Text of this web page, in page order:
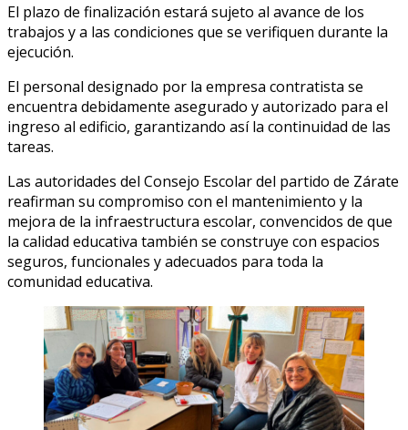
El plazo de finalización estará sujeto al avance de los
trabajos y a las condiciones que se verifiquen durante la
ejecución.
El personal designado por la empresa contratista se
encuentra debidamente asegurado y autorizado para el
ingreso al edificio, garantizando así la continuidad de las
tareas.
Las autoridades del Consejo Escolar del partido de Zárate
reafirman su compromiso con el mantenimiento y la
mejora de la infraestructura escolar, convencidos de que
la calidad educativa también se construye con espacios
seguros, funcionales y adecuados para toda la
comunidad educativa.